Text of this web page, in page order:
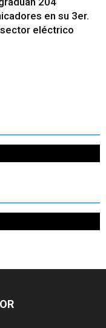
en su 3er.
eléctrico